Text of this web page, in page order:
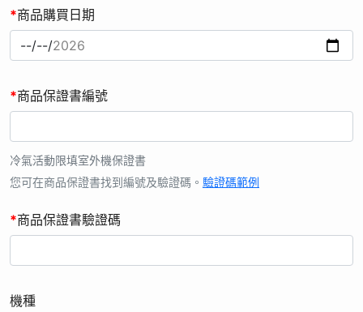
4. 活動內容：購買指定機種，進入電鬍刀登錄送線上登錄活動網
站，選擇商品類別，並輸入保證書編號及驗證碼、姓名、聯絡方
式、購買通路、寄送資訊及購買發票進行登錄。登錄完成，即可
假日)，將贈品寄送至填寫地址。
1. 台灣松下銷售股份有限公司(以下簡稱本公司)因辦理「線上登
錄活動」(以下簡稱本活動)，而蒐集、處理或利用您的識別類(如
姓名、手機號碼、地址)個人資料時，皆以尊重您的權益為基
2. 本公司為台灣松下電器股份有限公司之子公司，本公司就所蒐
集取得之您的個人資料，將提供台灣松下電器股份有限公司儲存
及管理，本公司及台灣松下電器股份有限公司，在提供優良服務
權保護政策，蒐集、處理及利用您的個人資料。
*商品購買日期
*商品保證書編號
冷氣活動限填室外機保證書
您可在商品保證書找到編號及驗證碼。 驗證碼範例
*商品保證書驗證碼
機種